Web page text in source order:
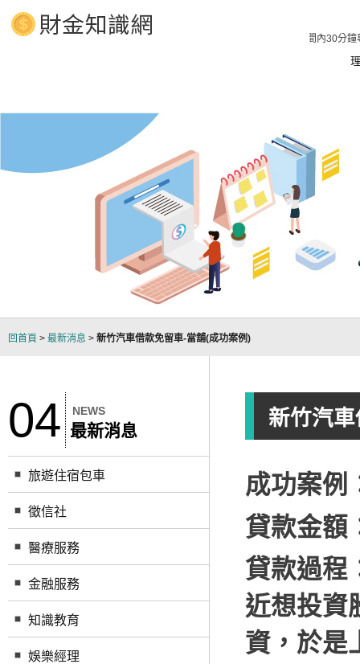
借款 立即放款1分鐘預知額度，貸款服務24H線上不打烊，營業時間內30分鐘專
回首頁 > 最新消息 > 新竹汽車借款免留車-當舖(成功案例)
04 NEWS
最新消息
旅遊住宿包車
徵信社
醫療服務
金融服務
知識教育
娛樂經理
新竹汽
成功案例
貸款金額
貸款過程
近想投資
資，於是